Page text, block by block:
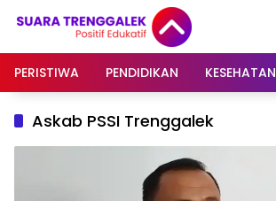
PERISTIWA
PENDIDIKAN KESEHATAN
Askab PSSI Trenggalek